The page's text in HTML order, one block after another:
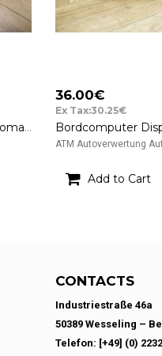
Abdeckung Blende Rahmen Automatik Ganganzeige BMW E39 5er 8221525
36.00€
Ex Tax:30.25€
ATM Autoverwertung
Add to Cart
CONTACTS
Industriestraße 46a
50389 Wesseling –
Telefon: [+49] (0)